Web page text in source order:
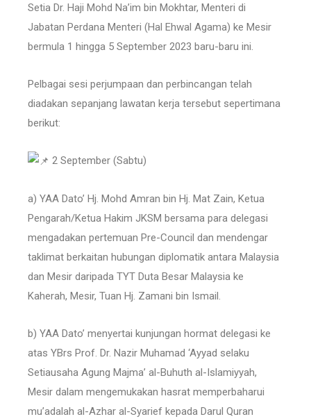
Setia Dr. Haji Mohd Na’im bin Mokhtar, Menteri di
Jabatan Perdana Menteri (Hal Ehwal Agama) ke Mesir
bermula 1 hingga 5 September 2023 baru-baru ini.
Pelbagai sesi perjumpaan dan perbincangan telah
diadakan sepanjang lawatan kerja tersebut sepertimana
berikut:
2 September (Sabtu)
a) YAA Dato’ Hj. Mohd Amran bin Hj. Mat Zain, Ketua
Pengarah/Ketua Hakim JKSM bersama para delegasi
mengadakan pertemuan Pre-Council dan mendengar
taklimat berkaitan hubungan diplomatik antara Malaysia
dan Mesir daripada TYT Duta Besar Malaysia ke
Kaherah, Mesir, Tuan Hj. Zamani bin Ismail.
b) YAA Dato’ menyertai kunjungan hormat delegasi ke
atas YBrs Prof. Dr. Nazir Muhamad ‘Ayyad selaku
Setiausaha Agung Majma’ al-Buhuth al-Islamiyyah,
Mesir dalam mengemukakan hasrat memperbaharui
mu’adalah al-Azhar al-Syarief kepada Darul Quran